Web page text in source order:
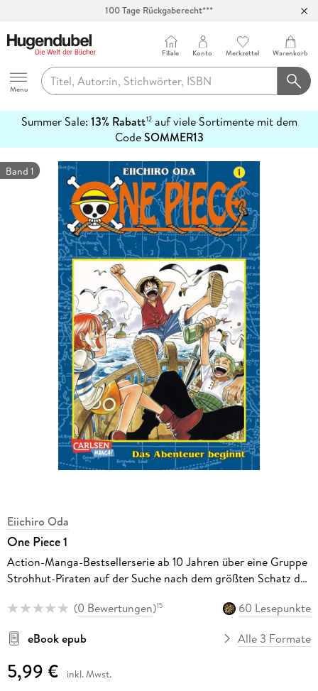
100 Tage Rückgaberecht***
Hugendubel
Menu
Filiale Konto Merkzettel Warenkorb
Summer Sale: 13% Rabatt12auf viele Sortimente mit dem
CodeSOMMER13
erfahren
Band 1
Eiichiro Oda
One Piece 1
Action-Manga-Bestsellerserie ab 10 Jahren über eine Gruppe
Strohhut-Piraten auf der Suche nach dem größten Schatz der
(0 Bewertungen)15
60 Lesepunkte
eBook epub
Alle 3 Formate
5,99 € inkl. Mwst.